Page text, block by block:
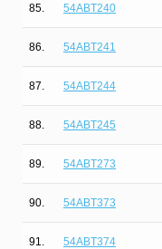
85. 54ABT240
86. 54ABT241
87. 54ABT244
88. 54ABT245
89. 54ABT273
90. 54ABT373
91. 54ABT374